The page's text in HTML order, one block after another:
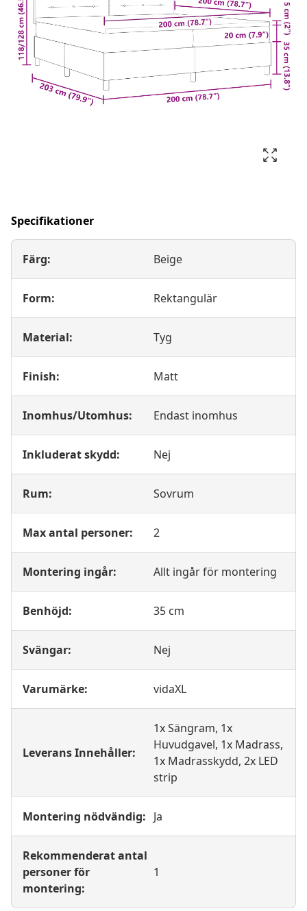
Specifikationer
Färg: Beige
Form: Rektangulär
Material: Tyg
Finish: Matt
Inomhus/Utomhus: Endast inomhus
Inkluderat skydd: Nej
Rum: Sovrum
Max antal personer: 2
Montering ingår: Allt ingår för montering
Benhöjd: 35 cm
Svängar: Nej
Varumärke: vidaXL
Leverans Innehåller:
1x Sängram, 1x
Huvudgavel, 1x Madrass,
1x Madrasskydd, 2x LED
strip
Montering nödvändig: Ja
Rekommenderat antal
personer för
montering:
1